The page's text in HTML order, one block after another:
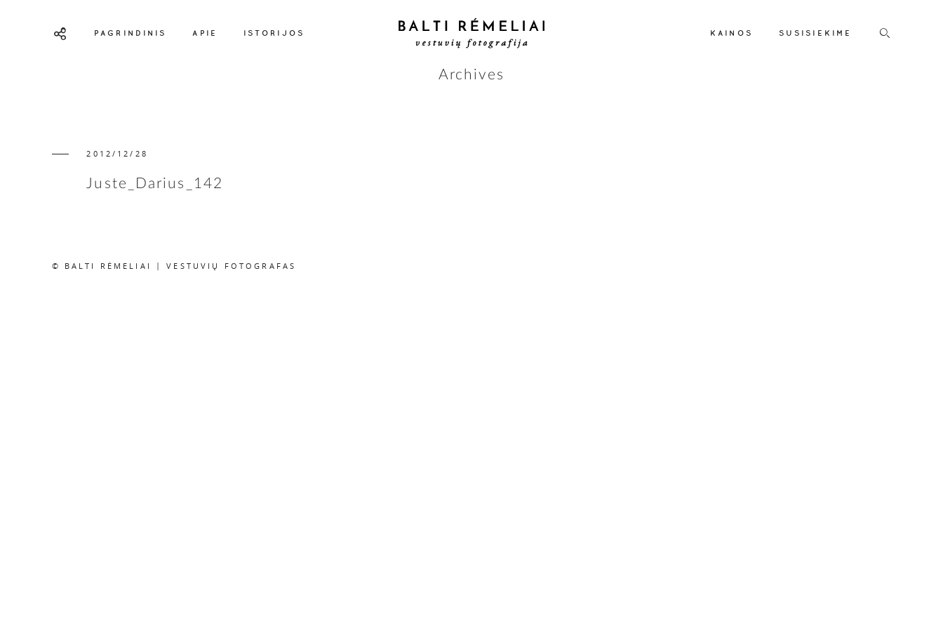
PAGRINDINIS APIE ISTORIJOS KAINOS SUSISIEKIME
Archives
2012/12/28
Juste_Darius_142
© BALTI RĖMELIAI | VESTUVIŲ FOTOGRAFAS